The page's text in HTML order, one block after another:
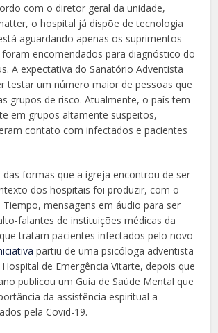
com o diretor geral da unidade,
o hospital já dispõe de tecnologia
aguardando apenas os suprimentos
encomendados para diagnóstico do
A expectativa do Sanatório Adventista
testar um número maior de pessoas que
grupos de risco. Atualmente, o país tem
em grupos altamente suspeitos,
contato com infectados e pacientes
das formas que a igreja encontrou de ser
dos hospitais foi produzir, com o
mensagens em áudio para ser
falantes de instituições médicas da
tratam pacientes infectados pelo novo
partiu de uma psicóloga adventista
de Emergência Vitarte, depois que
publicou um Guia de Saúde Mental que
da assistência espiritual a
pela Covid-19.